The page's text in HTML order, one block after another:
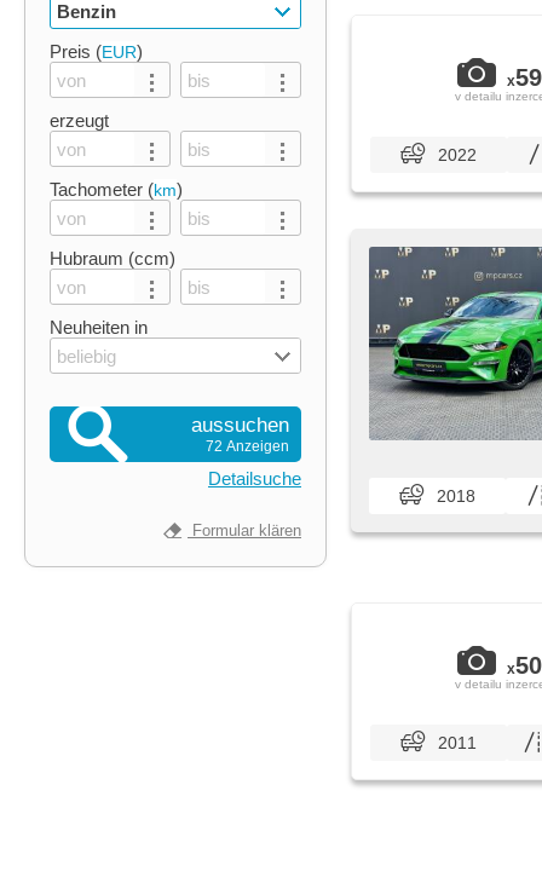
Benzin
Preis (EUR)
erzeugt
Tachometer (km)
Hubraum (ccm)
Neuheiten in
beliebig
aussuchen
72 Anzeigen
Detailsuche
Formular klären
x59
v detailu
2022
2018
x50
v detailu
2011